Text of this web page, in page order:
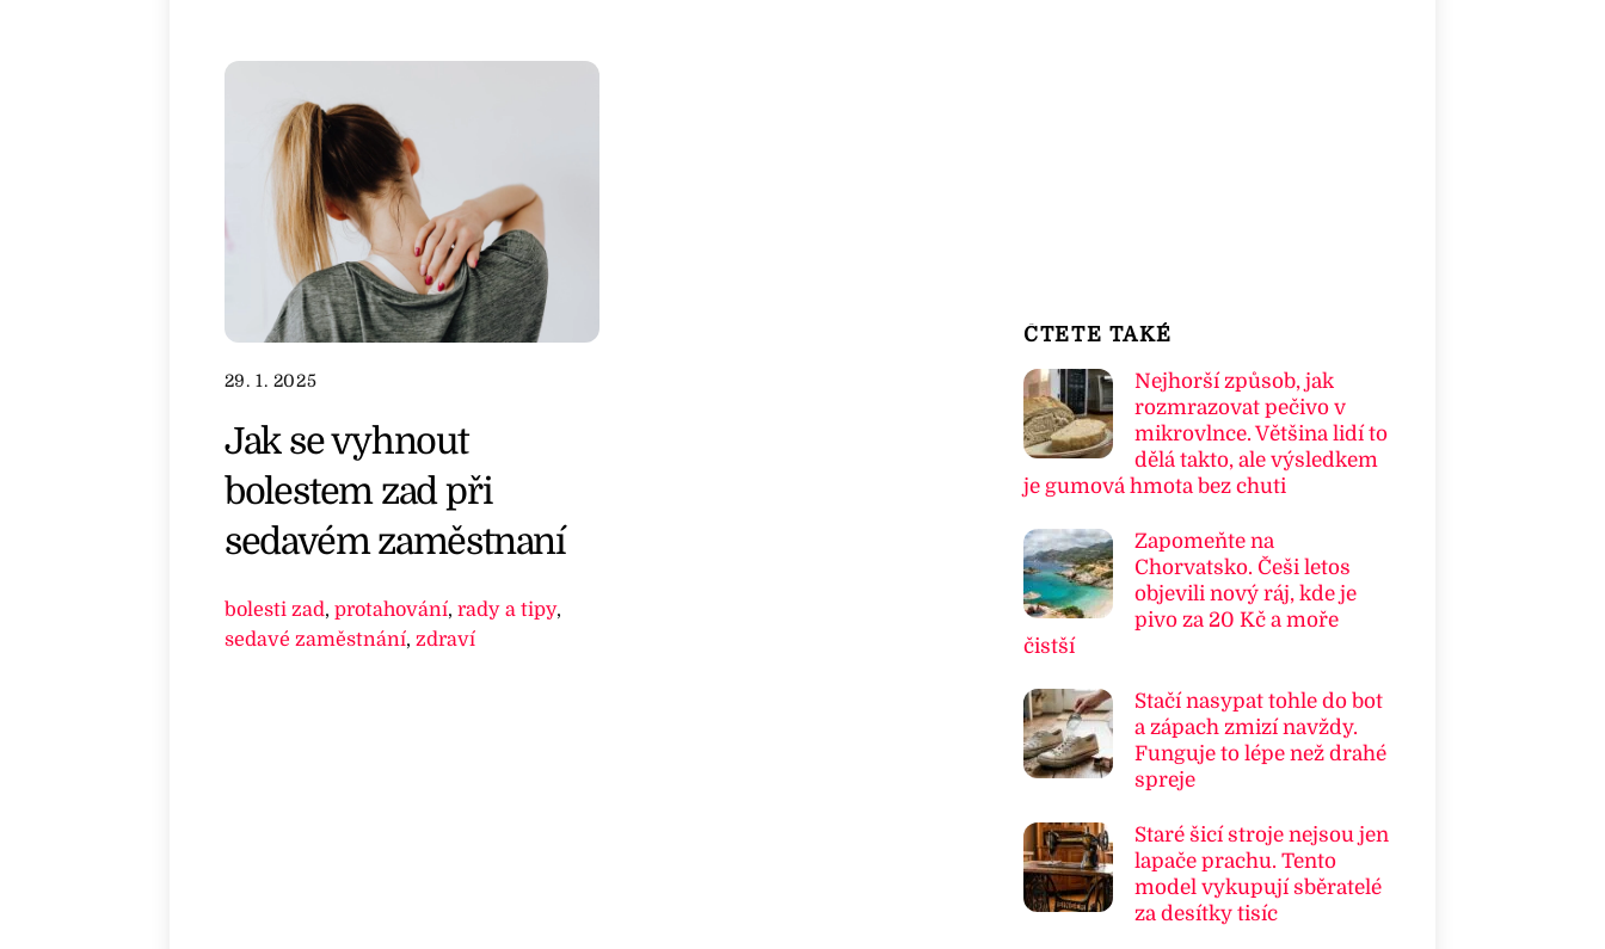
29. 1. 2025
Jak se vyhnout
bolestem zad při
sedavém zaměstnaní
bolesti zad, protahování, rady a tipy,
sedavé zaměstnání, zdraví
ČTETE TAKÉ
Nejhorší způsob, jak
rozmrazovat pečivo v
mikrovlnce. Většina lidí to
dělá takto, ale výsledkem
je gumová hmota bez chuti
Zapomeňte na
Chorvatsko. Češi letos
objevili nový ráj, kde je
pivo za 20 Kč a moře
čistší
Stačí nasypat tohle do bot
a zápach zmizí navždy.
Funguje to lépe než drahé
spreje
Staré šicí stroje nejsou jen
lapače prachu. Tento
model vykupují sběratelé
za desítky tisíc